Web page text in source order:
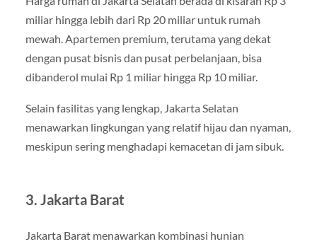
miliar hingga lebih dari Rp 20 miliar untuk rumah
mewah. Apartemen premium, terutama yang dekat
dengan pusat bisnis dan pusat perbelanjaan, bisa
dibanderol mulai Rp 1 miliar hingga Rp 10 miliar.
Selain fasilitas yang lengkap, Jakarta Selatan
menawarkan lingkungan yang relatif hijau dan nyaman,
meskipun sering menghadapi kemacetan di jam sibuk.
3. Jakarta Barat
Jakarta Barat menawarkan kombinasi hunian